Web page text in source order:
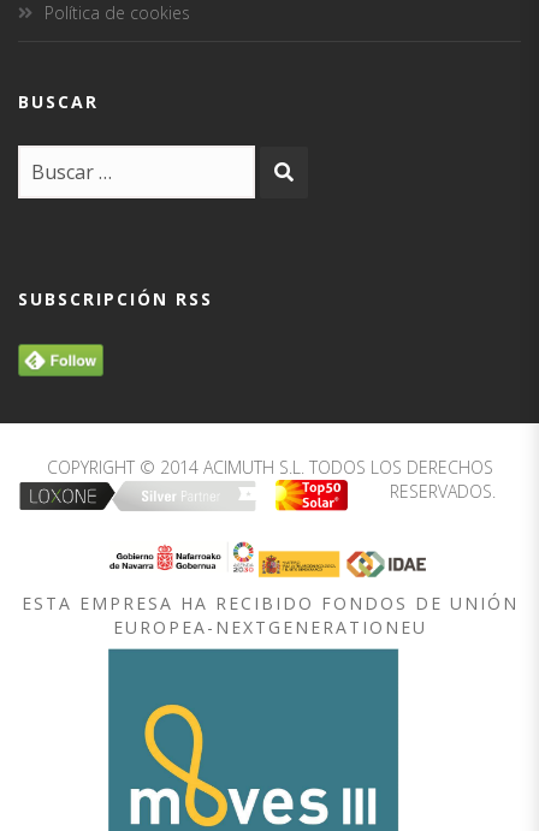
Política de cookies
BUSCAR
SUBSCRIPCIÓN RSS
COPYRIGHT © 2014 ACIMUTH S.L. TODOS LOS DERECHOS
RESERVADOS.
ESTA EMPRESA HA RECIBIDO FONDOS DE UNIÓN
EUROPEA-NEXTGENERATIONEU